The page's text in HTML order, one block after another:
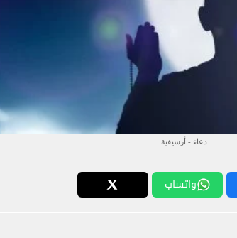
دعاء - أرشيفية
واتساب